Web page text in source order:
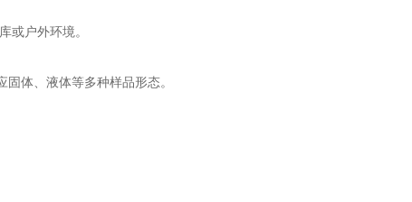
户外环境。
体、液体等多种样品形态。